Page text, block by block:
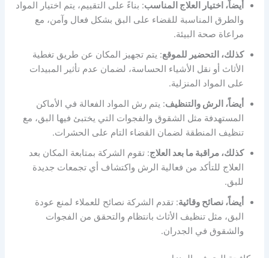
أيضاً، اختيار العلاج المناسب: بناءً على التقييم، يتم اختيار المواد
والطرق المناسبة للقضاء على البق بشكل فعال وآمن، مع
مراعاة صحة البيئة.
كذلك، التحضير للموقع: يتم تجهيز المكان عن طريق تغطية
الأثاث أو نقل الأشياء الحساسة، لضمان عدم تأثير المبيدات
على المواد المنزلية.
أيضاً، الرش والتنظيف: يتم رش المواد الفعالة في الأماكن
المستهدفة مثل الشقوق والفجوات التي يختبئ فيها البق، مع
تنظيف المنطقة لضمان القضاء التام على الحشرات.
كذلك، مراقبة ما بعد العلاج: تقوم الشركة بمتابعة المكان بعد
العلاج للتأكد من فعالية الرش واكتشاف أي تجمعات جديدة
للبق.
أيضاً، نصائح وقائية: تقدم الشركة نصائح للعملاء لمنع عودة
البق، مثل تنظيف الأثاث بانتظام والتحقق من الفجوات
والشقوق في الجدران.